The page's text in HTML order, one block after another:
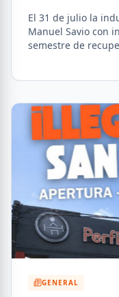
El 31 de julio la
Manuel Savio con
semestre de
GENERAL